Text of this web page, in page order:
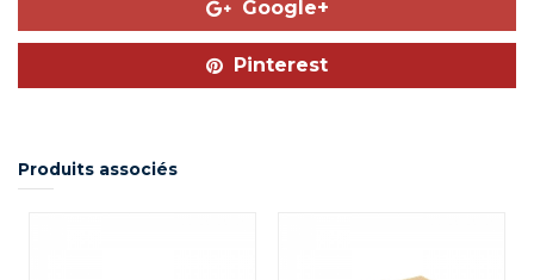
Google+
Pinterest
Produits associés